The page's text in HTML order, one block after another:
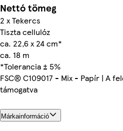
Nettó tömeg
2 x Tekercs
Tiszta cellulóz
са. 22,6 х 24 сm*
ca. 18 m
*Tolerancia ± 5%
FSC® C109017 - Mix - Papír | A
támogatva
Márkainformáció